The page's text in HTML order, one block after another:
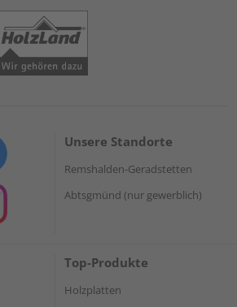
Unsere Standorte
Remshalden-Geradstetten
Abtsgmünd (nur gewerblich)
Top-Produkte
Holzplatten